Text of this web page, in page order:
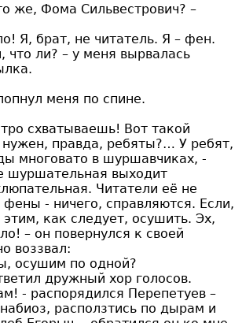
же, Фома Сильвестрович? –
Я, брат, не читатель. Я – фен.
что ли? – у меня вырвалась
меня по спине.
схватываешь! Вот такой
нужен, правда, ребяты?… У ребят,
многовато в шуршавчиках, -
шуршательная выходит
Читатели её не
- ничего, справляются. Если,
как следует, осушить. Эх,
– он повернулся к своей
воззвал:
осушим по одной?
дружный хор голосов.
- распорядился Перепетуев –
расползтись по дырам и